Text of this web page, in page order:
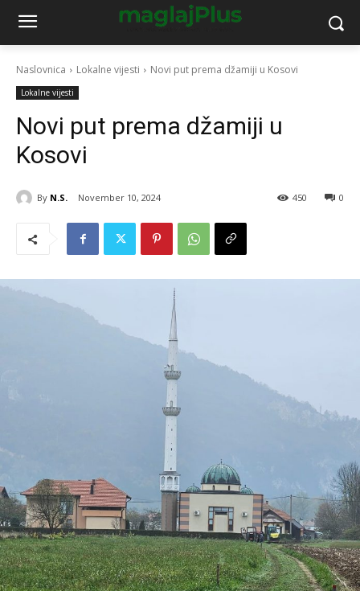
Naslovnica Lokalne vijesti Novi put prema džamiji u Kosovi
Lokalne vijesti
Novi put prema džamiji u
Kosovi
By N.S. November 10, 2024 0
450